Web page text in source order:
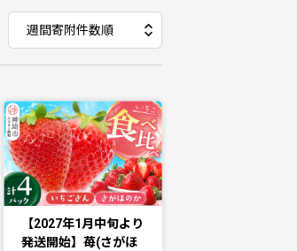
【2027年1月中旬より
発送開始】苺(さがほ